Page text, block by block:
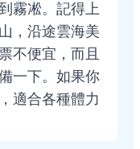
霧凇。記得上
，沿途雲海美
不便宜，而且
一下。如果你
適合各種體力